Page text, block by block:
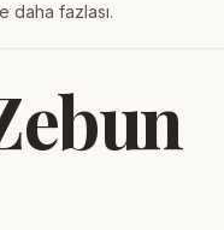
daha fazlası.